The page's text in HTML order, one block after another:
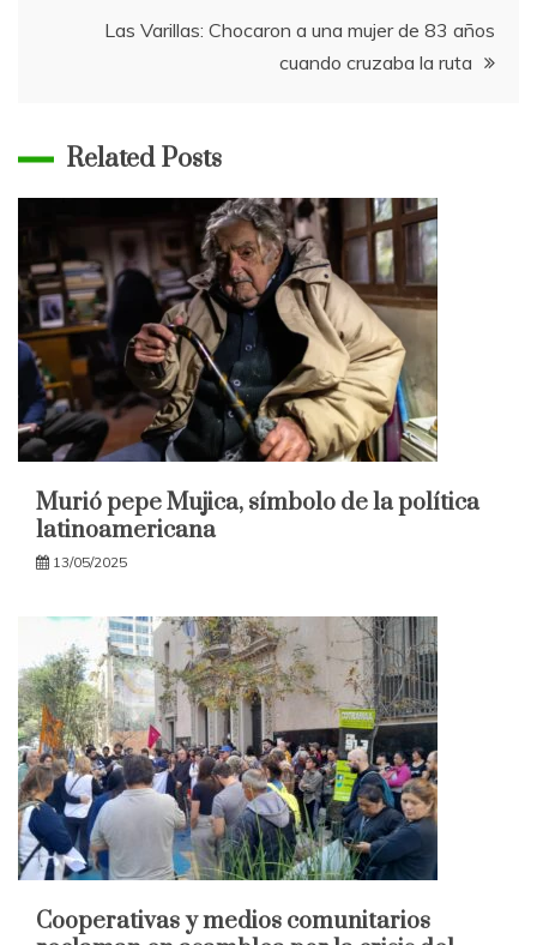
entradas
Las Varillas: Chocaron a una mujer de 83 años
cuando cruzaba la ruta
Related Posts
Murió pepe Mujica, símbolo de la política
latinoamericana
13/05/2025
Cooperativas y medios comunitarios